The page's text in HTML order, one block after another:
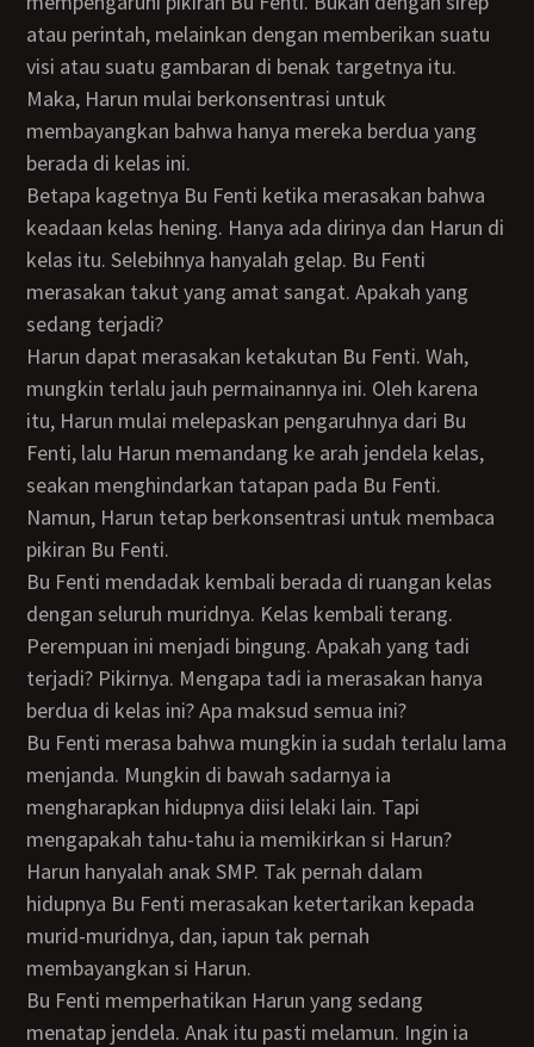
atau perintah, melainkan dengan memberikan suatu
visi atau suatu gambaran di benak targetnya itu.
Maka, Harun mulai berkonsentrasi untuk
membayangkan bahwa hanya mereka berdua yang
berada di kelas ini.
Betapa kagetnya Bu Fenti ketika merasakan bahwa
keadaan kelas hening. Hanya ada dirinya dan Harun di
kelas itu. Selebihnya hanyalah gelap. Bu Fenti
merasakan takut yang amat sangat. Apakah yang
sedang terjadi?
Harun dapat merasakan ketakutan Bu Fenti. Wah,
mungkin terlalu jauh permainannya ini. Oleh karena
itu, Harun mulai melepaskan pengaruhnya dari Bu
Fenti, lalu Harun memandang ke arah jendela kelas,
seakan menghindarkan tatapan pada Bu Fenti.
Namun, Harun tetap berkonsentrasi untuk membaca
pikiran Bu Fenti.
Bu Fenti mendadak kembali berada di ruangan kelas
dengan seluruh muridnya. Kelas kembali terang.
Perempuan ini menjadi bingung. Apakah yang tadi
terjadi? Pikirnya. Mengapa tadi ia merasakan hanya
berdua di kelas ini? Apa maksud semua ini?
Bu Fenti merasa bahwa mungkin ia sudah terlalu lama
menjanda. Mungkin di bawah sadarnya ia
mengharapkan hidupnya diisi lelaki lain. Tapi
mengapakah tahu-tahu ia memikirkan si Harun?
Harun hanyalah anak SMP. Tak pernah dalam
hidupnya Bu Fenti merasakan ketertarikan kepada
murid-muridnya, dan, iapun tak pernah
membayangkan si Harun.
Bu Fenti memperhatikan Harun yang sedang
menatap jendela. Anak itu pasti melamun. Ingin ia